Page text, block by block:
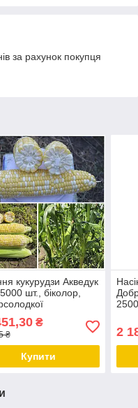
за рахунок покупця
кукурудзи Акведук
шт., біколор,
₴
₴
Купити
2